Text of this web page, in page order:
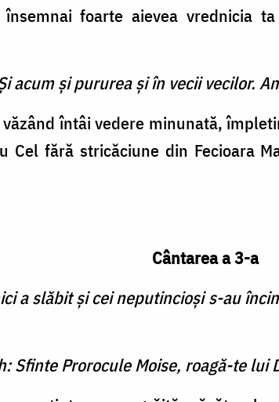
foarte aievea vrednicia
acum şi pururea şi în vecii vecilor.
întâi vedere minunată,
Cel fără stricăciune din Fecioara
Cântarea a 3-a
a slăbit şi cei neputincioşi s-au
Sfinte Prorocule Moise, roagă-te lui